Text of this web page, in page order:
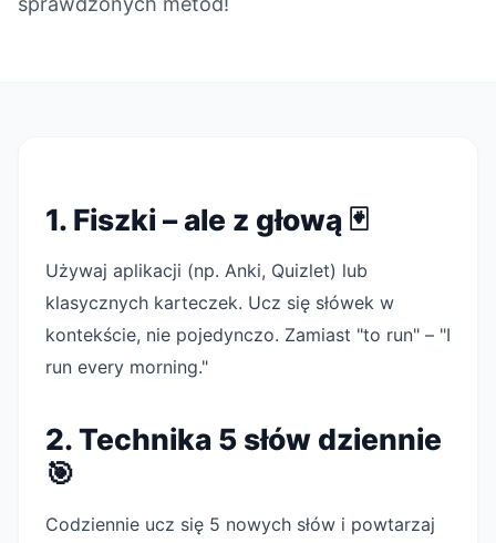
1. Fiszki – ale z głową 🃏
Używaj aplikacji (np. Anki, Quizlet) lub
klasycznych karteczek. Ucz się słówek w
kontekście, nie pojedynczo. Zamiast "to run" – "I
run every morning."
2. Technika 5 słów dziennie
🎯
Codziennie ucz się 5 nowych słów i powtarzaj